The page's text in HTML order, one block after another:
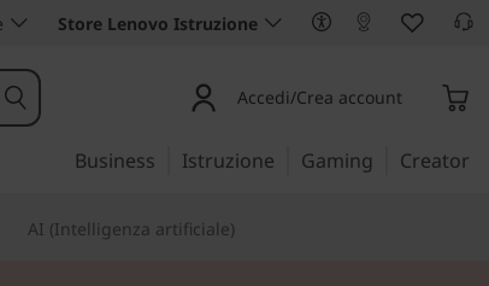
Store Lenovo Istruzione
Accedi/Crea account
Business Istruzione Gaming Creator
AI (Intelligenza artificiale)